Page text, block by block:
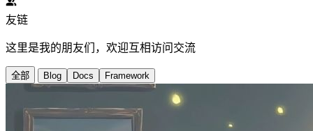
友链
这里是我的朋友们，欢迎互相访问交流
全部 Blog Docs Framework